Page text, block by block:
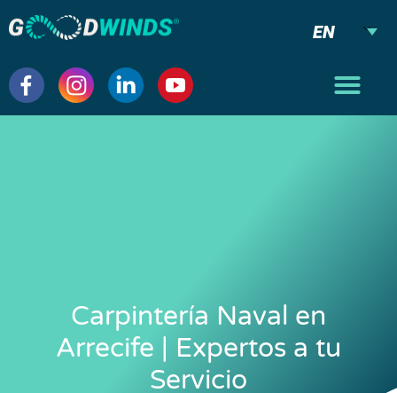
EN
Carpintería Naval en
Arrecife | Expertos a tu
Servicio